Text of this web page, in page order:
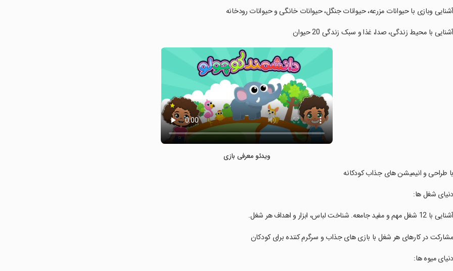
‏آشنایی وبازی با حیوانات مزرعه، حیوانات جنگل، حیوانات خانگی و حیوانات رودخانه
‏آشنایی با محیط زندگی، صدا، غذا و سبک زندگی 20 حیوان
ویدئو معرفی بازی
‏با طراحی و انیمیشن های جذاب کودکانه
‏دنیای شغل ها:
‏آشنایی با 12 شغل مهم و مفید جامعه. شناخت لباس، ابزار و اهداف هر شغل.
‏مشارکت در کارهای هر شغل با بازی های جذاب و سرگرم کننده برای کودکان
‏دنیای میوه ها: